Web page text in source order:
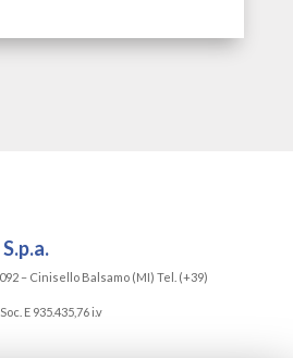
– Cinisello Balsamo (MI) Tel. (+39)
E 935.435,76 i.v